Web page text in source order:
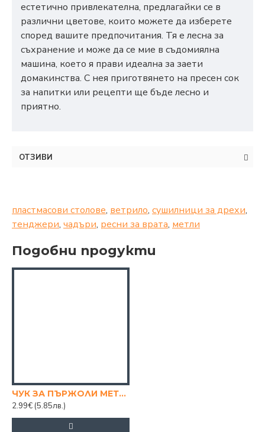
естетично привлекателна, предлагайки се в
различни цветове, които можете да изберете
според вашите предпочитания. Тя е лесна за
съхранение и може да се мие в съдомиялна
машина, което я прави идеална за заети
домакинства. С нея приготвянето на пресен сок
за напитки или рецепти ще бъде лесно и
приятно.
ОТЗИВИ
пластмасови столове, ветрило, сушилници за дрехи,
тенджери, чадъри, ресни за врата, метли
Подобни продукти
ЧУК ЗА ПЪРЖОЛИ МЕТАЛЕН
2.99€ (5.85лв.)